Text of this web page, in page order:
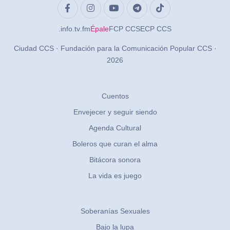
.info .tv .fmÉpaleFCP CCSECP CCS
Ciudad CCS · Fundación para la Comunicación Popular CCS ·
2026
Cuentos
Envejecer y seguir siendo
Agenda Cultural
Boleros que curan el alma
Bitácora sonora
La vida es juego
Soberanías Sexuales
Bajo la lupa